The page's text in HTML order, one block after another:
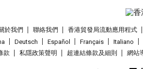
於我們 聯絡我們 香港貿發局流動應用程式
Deutsch Español Français Italiano
款
私隱政策聲明 超連結條款及細則 網站